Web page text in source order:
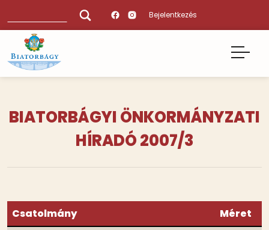
tartalomra
Bejelentkezés
BIATORBÁGYI ÖNKORMÁNYZATI
HÍRADÓ 2007/3
Csatolmány
Méret